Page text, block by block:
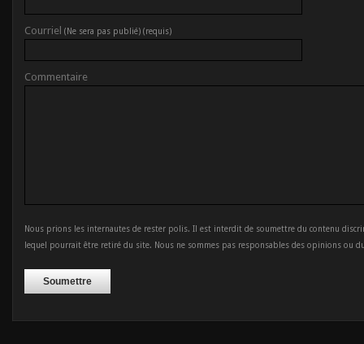
Courriel (Ne sera pas publié) (requis)
Commentaire
Nous prions les internautes de rester polis. Il est interdit de soumettre du contenu
lequel pourrait être retiré du site. Nous ne sommes pas responsables des opinions ou